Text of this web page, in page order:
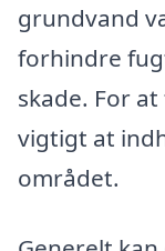
grundvand
forhindre
skade. For
vigtigt at
området.